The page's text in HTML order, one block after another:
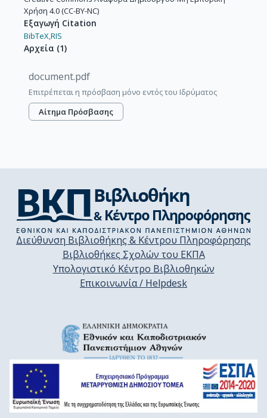
Χρήση 4.0 (CC-BY-NC)
Εξαγωγή Citation
BibTeX,RIS
Αρχεία (1)
document.pdf
Επιτρέπεται η πρόσβαση μόνο εντός του Ιδρύματος
Αίτημα Πρόσβασης
Διεύθυνση Βιβλιοθήκης & Κέντρου Πληροφόρησης
Βιβλιοθήκες Σχολών του ΕΚΠΑ
Υπολογιστικό Κέντρο Βιβλιοθηκών
Επικοινωνία / Helpdesk